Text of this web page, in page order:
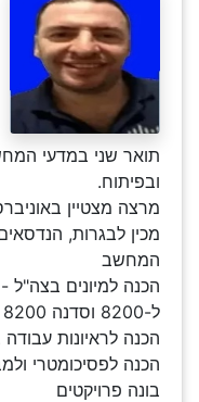
ובפיתוח.
מרצה מצטיין
מכין לבגרות,
המחשב
הכנה למיונים בצה"ל
ל-8200 וסדנה 8200
הכנה לראיונות עבודה
הכנה לפסיכומטרי
בונה פרויקטים